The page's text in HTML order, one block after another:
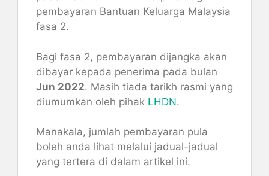
pembayaran Bantuan Keluarga Malaysia
fasa 2.
Bagi fasa 2, pembayaran dijangka akan
dibayar kepada penerima pada bulan
Jun 2022. Masih tiada tarikh rasmi yang
diumumkan oleh pihak LHDN.
Manakala, jumlah pembayaran pula
boleh anda lihat melalui jadual-jadual
yang tertera di dalam artikel ini.